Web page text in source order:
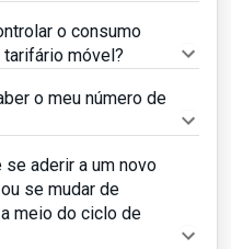
o consumo
móvel?
o meu número de
se aderir a um novo
se mudar de
meio do ciclo de